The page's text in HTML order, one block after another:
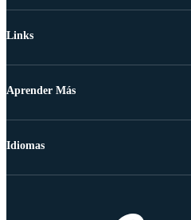
Links
Aprender Más
Idiomas